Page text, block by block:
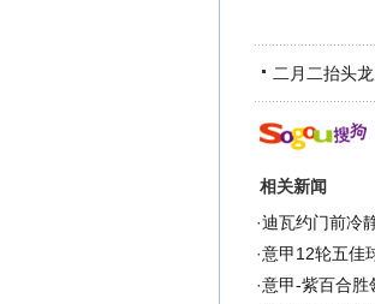
二月二抬头
相关新闻
·迪瓦约门前冷
·意甲12轮五佳
·意甲-紫百合胜